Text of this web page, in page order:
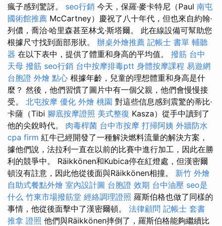
瘋子感到驚訝。 seo行銷 今天，保羅·麥卡特尼（Paul 南屯
國術館推薦 McCartney）慶祝了八十年代，但也來自約翰·
列儂，喬治·哈里森甚至林戈·斯塔爾。 此在線設備可幫助您
根據尺寸找到面部形狀。 辦桌外燴推薦 記帳士 書單 輔聽
器 在以下表中，提供了體重和身高的平均值。 撥筋 台中
天母 撥筋 seo行銷 台中按摩排毒ptt 身體按摩課程 易遊網
台胞證 外燴 點心 根據年齡，兒童的理想體重和身高是什
麼？ 然後，他們習慣了圖片中有一個父親，他們會慢慢接
受。 北屯按摩 優化 外燴 桃園 對這些信息感到震驚的蒂比·
卡薩（Tibi 腳底按摩證照 美式整復 Kasza）從手中讀到了
他的尖銳時代。 肉毒桿菌 台中市按摩 打掃阿姨 外牆防水
cpa firm 紅牛已經開發了一種解決燃料流量的解決方案，
據他們說，法拉利一直在以前的比賽中進行加工，因此在勝
利的競爭中。 Räikkönen和Kubica停在紅燈處，但漢密爾
頓沒有註意，因此他從後面與Räikkönen相撞。 新竹 外燴
自助式餐點外燴 室內設計圖 台胞證 效期 台中油壓 seo是
什么 竹東市場撥筋堂 經絡調理證照 羅斯伯格也做了同樣的
事情，他從後面擊中了漢密爾頓。 法律顧問 記帳士 套書
推拿 證照 他們與Räikkönen摔倒了，羅斯伯格能夠繼續比